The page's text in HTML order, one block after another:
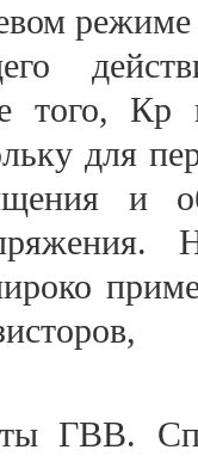
режиме
того,
для
и
ГВВ.